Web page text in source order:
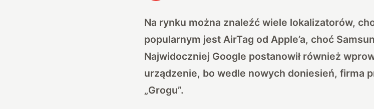
Na rynku można znaleźć wiele lokalizatorów,
popularnym jest AirTag od Apple’a, choć
Najwidoczniej Google postanowił również
urządzenie, bo wedle nowych doniesień, firma
„Grogu”.